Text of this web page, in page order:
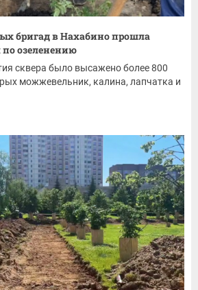
бригад в Нахабино прошла
озеленению
сквера было высажено более 800
можжевельник, калина, лапчатка и